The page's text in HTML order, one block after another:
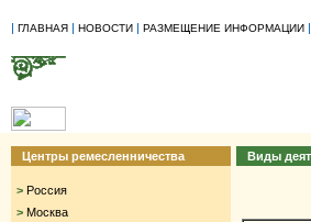
| ГЛАВНАЯ | НОВОСТИ | РАЗМЕЩЕНИЕ ИНФОРМАЦИИ |
Центры ремесленничества
> Россия
> Москва
Виды